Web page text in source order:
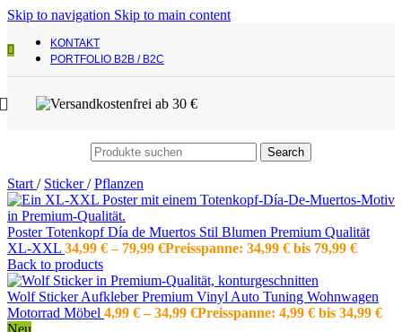
Skip to navigation Skip to main content
KONTAKT
PORTFOLIO B2B / B2C
Search
Start / Sticker/ Pflanzen
Poster Totenkopf Día de Muertos Stil Blumen Premium Qualität
XL-XXL 34,99 € – 79,99 €Preisspanne: 34,99 € bis 79,99 €
Back to products
Wolf Sticker Aufkleber Premium Vinyl Auto Tuning Wohnwagen
Motorrad Möbel 4,99 € –34,99 €Preisspanne: 4,99 € bis 34,99 €
Neu